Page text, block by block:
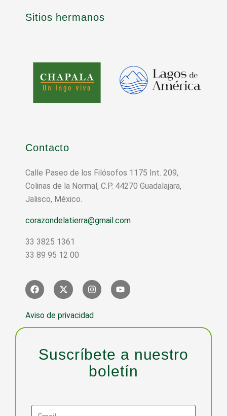
Sitios hermanos
Contacto
Calle Paseo de los Filósofos 1175 Int. 209,
Colinas de la Normal, C.P. 44270 Guadalajara,
Jalisco, México.
corazondelatierra@gmail.com
33 3825 1361
33 89 95 12 00
Aviso de privacidad
Suscríbete a nuestro
boletín